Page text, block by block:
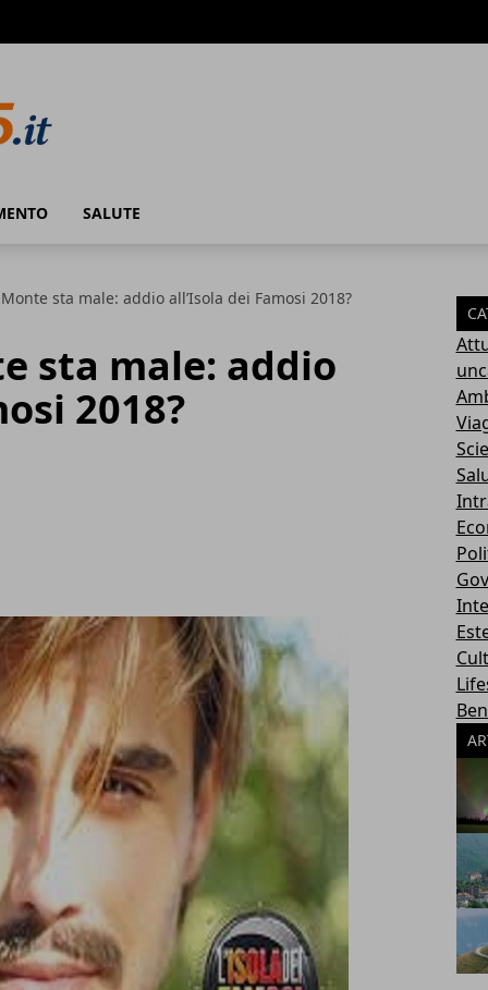
SALUTE
sta male: addio all’Isola dei Famosi 2018?
sta male: addio
2018?